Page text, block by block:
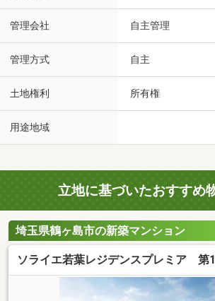
管理会社 自主管理
管理方式 自主
土地権利 所有権
用途地域
立地に基づいたおすすめ
埼玉県鶴ヶ島市の新築マンション
ソライエ若葉レジデンスプレミア 第